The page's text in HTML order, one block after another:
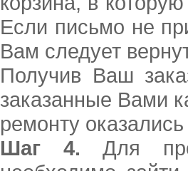
Если письмо не
Вам следует
Получив Ваш
заказанные Вами
ремонту
Шаг 4. Для